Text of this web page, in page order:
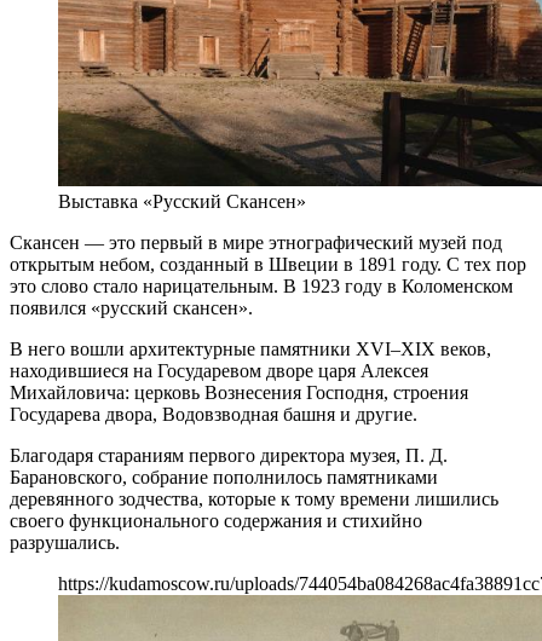
Выставка «Русский Скансен»
Скансен — это первый в мире этнографический музей под
открытым небом, созданный в Швеции в 1891 году. С тех пор
это слово стало нарицательным. В 1923 году в Коломенском
появился «русский скансен».
В него вошли архитектурные памятники XVI–XIX веков,
находившиеся на Государевом дворе царя Алексея
Михайловича: церковь Вознесения Господня, строения
Государева двора, Водовзводная башня и другие.
Благодаря стараниям первого директора музея, П. Д.
Барановского, собрание пополнилось памятниками
деревянного зодчества, которые к тому времени лишились
своего функционального содержания и стихийно
разрушались.
https://kudamoscow.ru/uploads/